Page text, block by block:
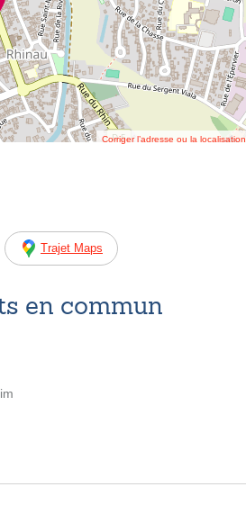
Corriger l’adresse ou la localisation
Trajet Maps
en commun